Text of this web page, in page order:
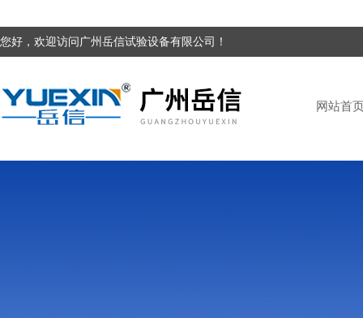
您好，欢迎访问广州岳信试验设备有限公司！
网站首